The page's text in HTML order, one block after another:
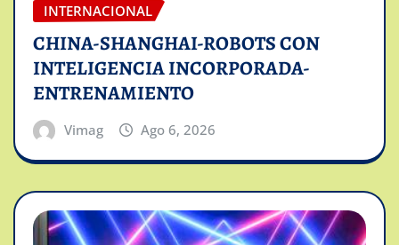
INTERNACIONAL
CHINA-SHANGHAI-ROBOTS CON
INTELIGENCIA INCORPORADA-
ENTRENAMIENTO
Vimag Ago 6, 2026